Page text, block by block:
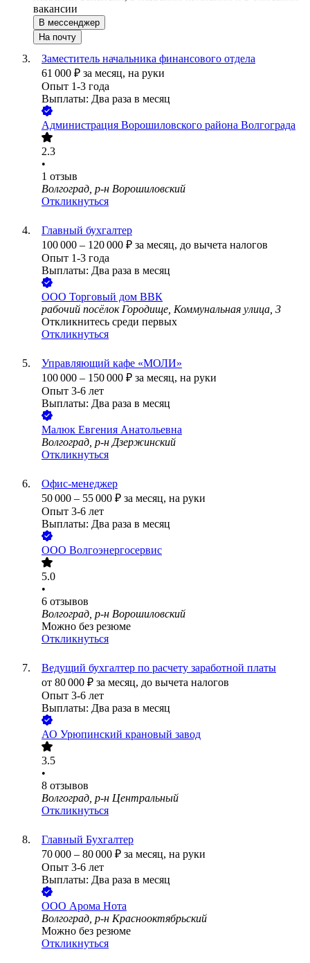
вакансии
В мессенджер
На почту
Заместитель начальника финансового отдела
61 000 ₽ за месяц, на руки
Опыт 1-3 года
Выплаты: Два раза в месяц
Администрация Ворошиловского района Волгограда
2.3
•
1 отзыв
Волгоград, р-н Ворошиловский
Откликнуться
Главный бухгалтер
100 000 – 120 000 ₽ за месяц, до вычета налогов
Опыт 1-3 года
Выплаты: Два раза в месяц
ООО Торговый дом ВВК
рабочий посёлок Городище, Коммунальная улица, 3
Откликнитесь среди первых
Откликнуться
Управляющий кафе «МОЛИ»
100 000 – 150 000 ₽ за месяц, на руки
Опыт 3-6 лет
Выплаты: Два раза в месяц
Малюк Евгения Анатольевна
Волгоград, р-н Дзержинский
Откликнуться
Офис-менеджер
50 000 – 55 000 ₽ за месяц, на руки
Опыт 3-6 лет
Выплаты: Два раза в месяц
ООО Волгоэнергосервис
5.0
•
6 отзывов
Волгоград, р-н Ворошиловский
Можно без резюме
Откликнуться
Ведущий бухгалтер по расчету заработной платы
от 80 000 ₽ за месяц, до вычета налогов
Опыт 3-6 лет
Выплаты: Два раза в месяц
АО Урюпинский крановый завод
3.5
•
8 отзывов
Волгоград, р-н Центральный
Откликнуться
Главный Бухгалтер
70 000 – 80 000 ₽ за месяц, на руки
Опыт 3-6 лет
Выплаты: Два раза в месяц
ООО Арома Нота
Волгоград, р-н Краснооктябрьский
Можно без резюме
Откликнуться